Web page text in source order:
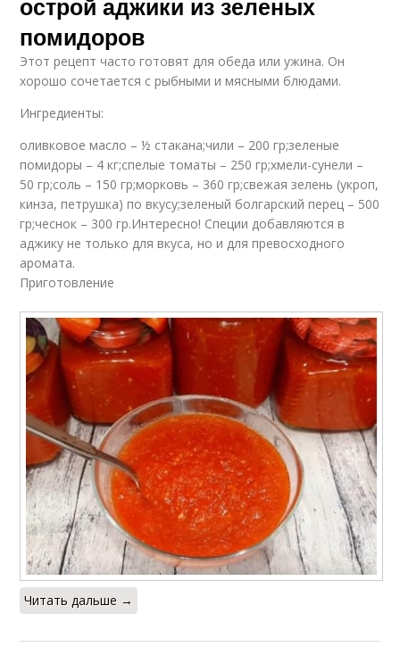
помидоров
Этот рецепт часто готовят для обеда или ужина. Он
хорошо сочетается с рыбными и мясными блюдами.
Ингредиенты:
оливковое масло – ½ стакана;чили – 200 гр;зеленые
помидоры – 4 кг;спелые томаты – 250 гр;хмели-сунели –
50 гр;соль – 150 гр;морковь – 360 гр;свежая зелень (укроп,
кинза, петрушка) по вкусу;зеленый болгарский перец – 500
гр;чеснок – 300 гр.Интересно! Специи добавляются в
аджику не только для вкуса, но и для превосходного
аромата.
Приготовление
Читать дальше →